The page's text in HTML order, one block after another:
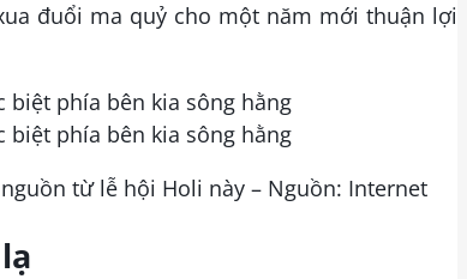
đuổi ma quỷ cho một năm mới thuận lợi
từ lễ hội Holi này – Nguồn: Internet